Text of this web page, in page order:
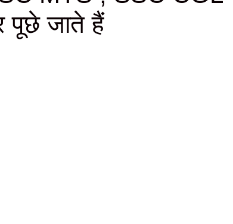
पूछे जाते हैं